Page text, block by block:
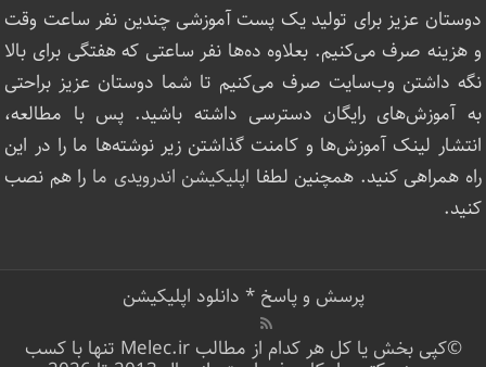
دوستان عزیز برای تولید یک پست آموزشی چندین نفر ساعت‌ وقت
و هزینه صرف می‌کنیم. بعلاوه ده‌ها نفر ساعتی که هفتگی برای بالا
نگه داشتن وب‌سایت صرف ‌می‌کنیم تا شما دوستان عزیز براحتی
به آموزش‌های رایگان دسترسی داشته باشید. پس با مطالعه،
انتشار لینک‌ آموزش‌ها و کامنت گذاشتن زیر نوشته‌‌ها ما را در این
راه همراهی کنید. همچنین لطفا اپلیکیشن اندرویدی ما را هم نصب
کنید.
پرسش و پاسخ* دانلود اپلیکیشن
©کپی بخش یا کل هر کدام از مطالب Melec.ir تنها با کسب